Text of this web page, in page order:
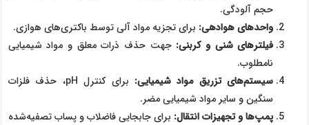
حجم آلودگی.
واحدهای هوادهی: برای تجزیه مواد آلی توسط باکتری‌های هوازی.
فیلترهای شنی و کربنی: جهت حذف ذرات معلق و مواد شیمیایی
نامطلوب.
سیستم‌های تزریق مواد شیمیایی:
برای کنترل pH، حذف فلزات
سنگین و سایر مواد شیمیایی مضر.
پمپ‌ها و تجهیزات انتقال: برای جابجایی فاضلاب و پساب تصفیه‌شده